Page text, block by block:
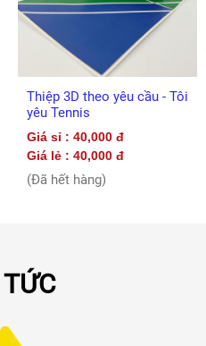
Thiệp 3D theo yêu cầu - Tôi
yêu Tennis
Giá sỉ : 40,000 đ
Giá lẻ : 40,000 đ
(Đã hết hàng)